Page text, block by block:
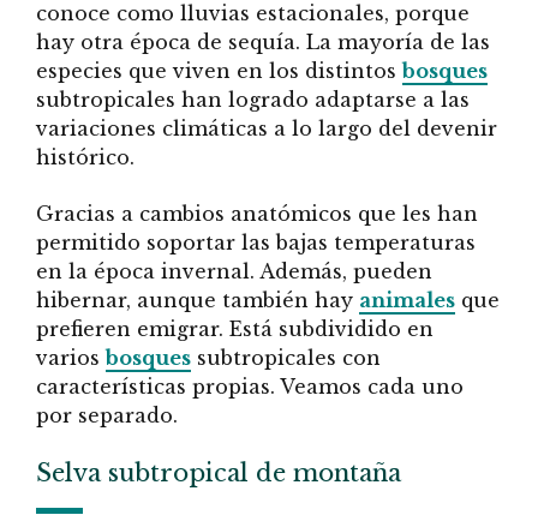
conoce como lluvias estacionales, porque
hay otra época de sequía. La mayoría de las
especies que viven en los distintosbosques
subtropicales han logrado adaptarse a las
variaciones climáticas a lo largo del devenir
histórico.
Gracias a cambios anatómicos que les han
permitido soportar las bajas temperaturas
en la época invernal. Además, pueden
hibernar, aunque también hay animales que
prefieren emigrar. Está subdividido en
variosbosques subtropicales con
características propias. Veamos cada uno
por separado.
Selva subtropical de montaña